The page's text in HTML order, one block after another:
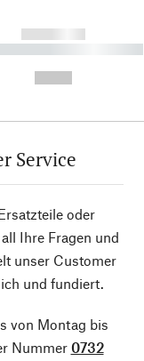
------------
----------- ----------
Service
oder
Ihre Fragen und
unser Customer
und fundiert.
von Montag bis
Nummer 0732